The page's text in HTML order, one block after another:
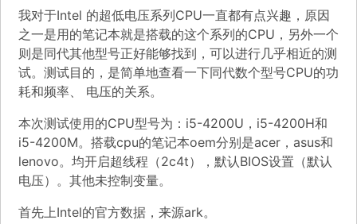
我对于Intel 的超低电压系列CPU一直都有点兴趣，原因
之一是用的笔记本就是搭载的这个系列的CPU，另外一个
则是同代其他型号正好能够找到，可以进行几乎相近的测
试。测试目的，是简单地查看一下同代数个型号CPU的功
耗和频率、 电压的关系。
本次测试使用的CPU型号为：i5-4200U，i5-4200H和
i5-4200M。搭载cpu的笔记本oem分别是acer，asus和
lenovo。均开启超线程（2c4t），默认BIOS设置（默认
电压）。其他未控制变量。
首先上Intel的官方数据，来源ark。